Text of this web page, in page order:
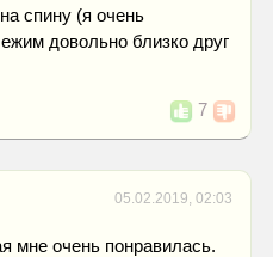
спину (я очень
довольно близко друг
7
05.02.2019, 02:03
мне очень понравилась.